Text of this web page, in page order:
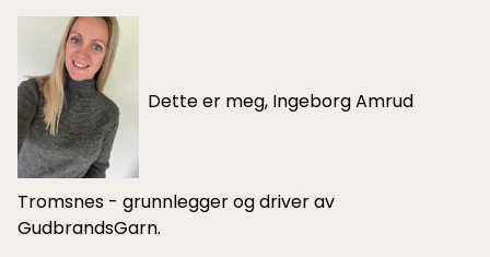
Dette er meg, Ingeborg Amrud
Tromsnes - grunnlegger og driver av
GudbrandsGarn.